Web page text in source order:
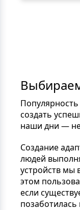
создать
наши дни —
Создание
людей
устройств мы
этом
если